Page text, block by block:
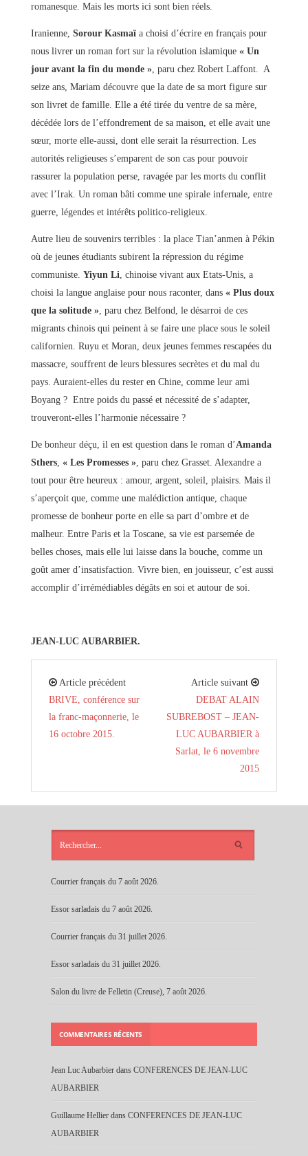
romanesque. Mais les morts ici sont bien réels.
Iranienne, Sorour Kasmaï a choisi d’écrire en français pour
nous livrer un roman fort sur la révolution islamique « Un
jour avant la fin du monde », paru chez Robert Laffont. A
seize ans, Mariam découvre que la date de sa mort figure sur
son livret de famille. Elle a été tirée du ventre de sa mère,
décédée lors de l’effondrement de sa maison, et elle avait une
sœur, morte elle-aussi, dont elle serait la résurrection. Les
autorités religieuses s’emparent de son cas pour pouvoir
rassurer la population perse, ravagée par les morts du conflit
avec l’Irak. Un roman bâti comme une spirale infernale, entre
guerre, légendes et intérêts politico-religieux.
Autre lieu de souvenirs terribles : la place Tian’anmen à Pékin
où de jeunes étudiants subirent la répression du régime
communiste. Yiyun Li , chinoise vivant aux Etats-Unis, a
choisi la langue anglaise pour nous raconter, dans « Plus doux
que la solitude », paru chez Belfond, le désarroi de ces
migrants chinois qui peinent à se faire une place sous le soleil
californien. Ruyu et Moran, deux jeunes femmes rescapées du
massacre, souffrent de leurs blessures secrètes et du mal du
pays. Auraient-elles du rester en Chine, comme leur ami
Boyang ? Entre poids du passé et nécessité de s’adapter,
trouveront-elles l’harmonie nécessaire ?
De bonheur déçu, il en est question dans le roman d’Amanda
Sthers, « Les Promesses », paru chez Grasset. Alexandre a
tout pour être heureux : amour, argent, soleil, plaisirs. Mais il
s’aperçoit que, comme une malédiction antique, chaque
promesse de bonheur porte en elle sa part d’ombre et de
malheur. Entre Paris et la Toscane, sa vie est parsemée de
belles choses, mais elle lui laisse dans la bouche, comme un
goût amer d’insatisfaction. Vivre bien, en jouisseur, c’est aussi
accomplir d’irrémédiables dégâts en soi et autour de soi.
JEAN-LUC AUBARBIER.
Article précédent
BRIVE, conférence sur
la franc-maçonnerie, le
16 octobre 2015.
Article suivant
DEBAT ALAIN
SUBREBOST – JEAN-
LUC AUBARBIER à
Sarlat, le 6 novembre
2015
Courrier français du 7 août 2026.
Essor sarladais du 7 août 2026.
Courrier français du 31 juillet 2026.
Essor sarladais du 31 juillet 2026.
Salon du livre de Felletin (Creuse), 7 août 2026.
COMMENTAIRES RÉCENTS
Jean Luc Aubarbier dans CONFERENCES DE JEAN-LUC
AUBARBIER
Guillaume Hellier dans CONFERENCES DE JEAN-LUC
AUBARBIER